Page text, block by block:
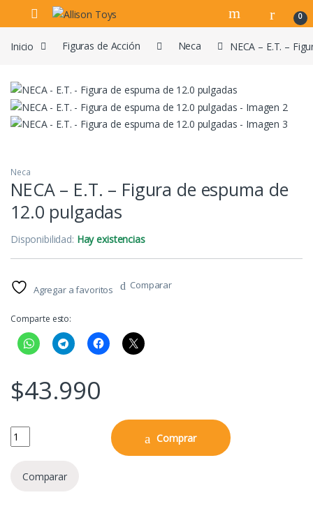
Navegar
Ir al contenido
0
Inicio Figuras de Acción Neca NECA – E.T. –
Neca
NECA – E.T. – Figura de espuma de
12.0 pulgadas
Disponibilidad: Hay existencias
Agregar a favoritos Comparar
Comparte esto:
$43.990
NECA - E.T. - Figura de espuma de 12.0 pulgadas quantity
Comprar
Comparar